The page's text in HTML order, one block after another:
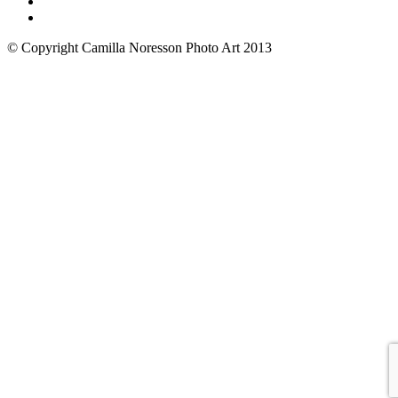
© Copyright Camilla Noresson Photo Art 2013